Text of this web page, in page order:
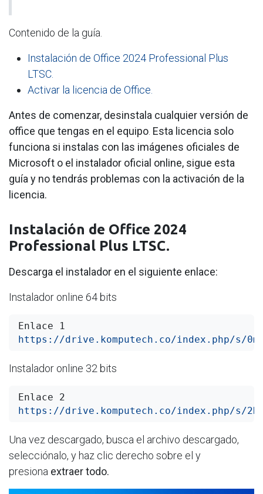
Contenido de la guía.
Instalación de Office 2024 Professional Plus
LTSC.
Activar la licencia de Office.
Antes de comenzar, desinstala cualquier versión de
office que tengas en el equipo Esta licencia solo
funciona si instalas con las imágenes oficiales de
Microsoft o el instalador oficial online, sigue esta
guía y no tendrás problemas con la activación de la
licencia.
Instalación de Office 2024
Professional Plus LTSC.
Descarga el instalador en el siguiente enlace:
Instalador online 64 bits
Enlace 1
https://drive.komputech.co/index.php/s/
Instalador online 32 bits
Enlace 2
https://drive.komputech.co/index.php/s/
Una vez descargado, busca el archivo descargado,
selecciónalo, y haz clic derecho sobre el y
presiona extraer todo.